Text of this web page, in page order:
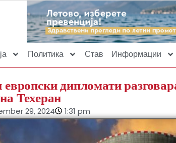
Политика Став Информации
дипломати
Техеран
29, 2024 1:31 pm